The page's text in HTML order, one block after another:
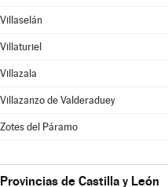
Villaselán
Villaturiel
Villazala
Villazanzo de Valderaduey
Zotes del Páramo
Provincias de Castilla y León